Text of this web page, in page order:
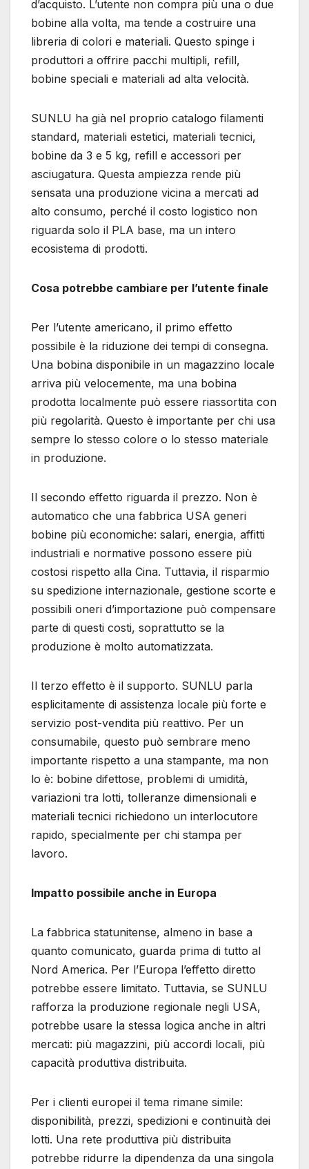
d’acquisto. L’utente non compra più una o due
bobine alla volta, ma tende a costruire una
libreria di colori e materiali. Questo spinge i
produttori a offrire pacchi multipli, refill,
bobine speciali e materiali ad alta velocità.
SUNLU ha già nel proprio catalogo filamenti
standard, materiali estetici, materiali tecnici,
bobine da 3 e 5 kg, refill e accessori per
asciugatura. Questa ampiezza rende più
sensata una produzione vicina a mercati ad
alto consumo, perché il costo logistico non
riguarda solo il PLA base, ma un intero
ecosistema di prodotti.
Cosa potrebbe cambiare per l’utente finale
Per l’utente americano, il primo effetto
possibile è la riduzione dei tempi di consegna.
Una bobina disponibile in un magazzino locale
arriva più velocemente, ma una bobina
prodotta localmente può essere riassortita con
più regolarità. Questo è importante per chi usa
sempre lo stesso colore o lo stesso materiale
in produzione.
Il secondo effetto riguarda il prezzo. Non è
automatico che una fabbrica USA generi
bobine più economiche: salari, energia, affitti
industriali e normative possono essere più
costosi rispetto alla Cina. Tuttavia, il risparmio
su spedizione internazionale, gestione scorte e
possibili oneri d’importazione può compensare
parte di questi costi, soprattutto se la
produzione è molto automatizzata.
Il terzo effetto è il supporto. SUNLU parla
esplicitamente di assistenza locale più forte e
servizio post-vendita più reattivo. Per un
consumabile, questo può sembrare meno
importante rispetto a una stampante, ma non
lo è: bobine difettose, problemi di umidità,
variazioni tra lotti, tolleranze dimensionali e
materiali tecnici richiedono un interlocutore
rapido, specialmente per chi stampa per
lavoro.
Impatto possibile anche in Europa
La fabbrica statunitense, almeno in base a
quanto comunicato, guarda prima di tutto al
Nord America. Per l’Europa l’effetto diretto
potrebbe essere limitato. Tuttavia, se SUNLU
rafforza la produzione regionale negli USA,
potrebbe usare la stessa logica anche in altri
mercati: più magazzini, più accordi locali, più
capacità produttiva distribuita.
Per i clienti europei il tema rimane simile:
disponibilità, prezzi, spedizioni e continuità dei
lotti. Una rete produttiva più distribuita
potrebbe ridurre la dipendenza da una singola